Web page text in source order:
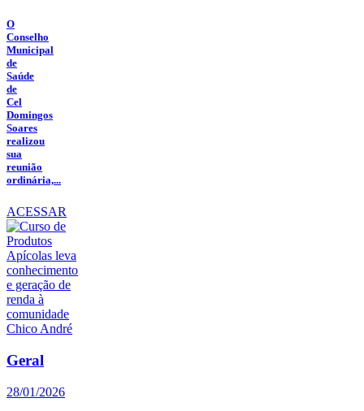
O
Conselho
Municipal
de
Saúde
de
Cel
Domingos
Soares
realizou
sua
reunião
ordinária,...
ACESSAR
Geral
28/01/2026